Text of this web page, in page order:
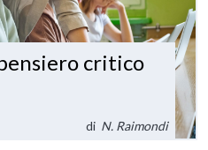
critico
di N. Raimondi